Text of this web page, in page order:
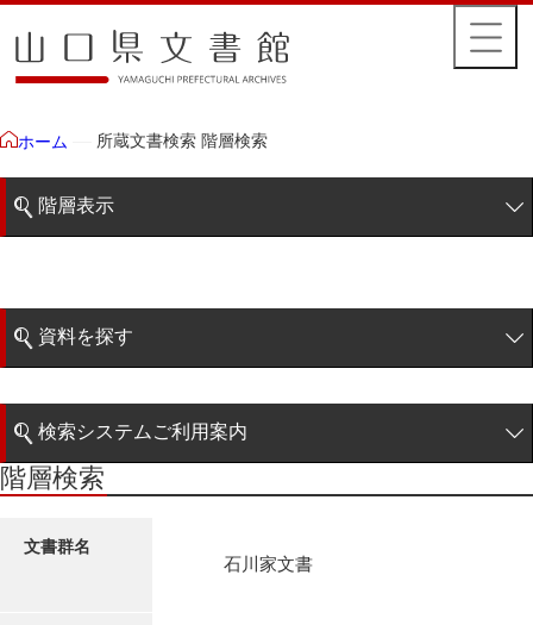
ホーム 所蔵文書検索 階層検索
階層表示
藩政文書
特定歴史公文書
諸家文書
資料を探す
階層検索
検索システムご利用案内
検索システムの利用について
更新履歴
階層検索
文書群名
石川家文書